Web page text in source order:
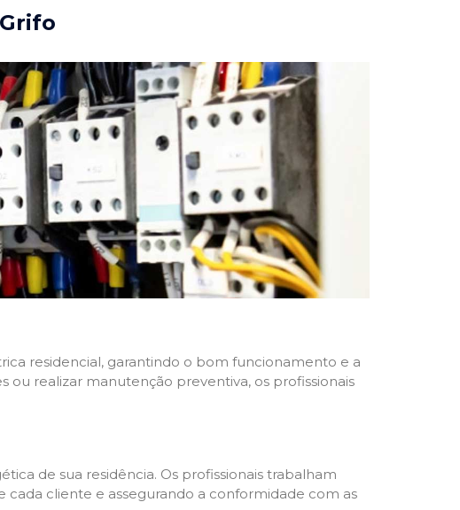
residencial, garantindo o bom funcionamento e a
ou realizar manutenção preventiva, os profissionais
de sua residência. Os profissionais trabalham
cada cliente e assegurando a conformidade com as